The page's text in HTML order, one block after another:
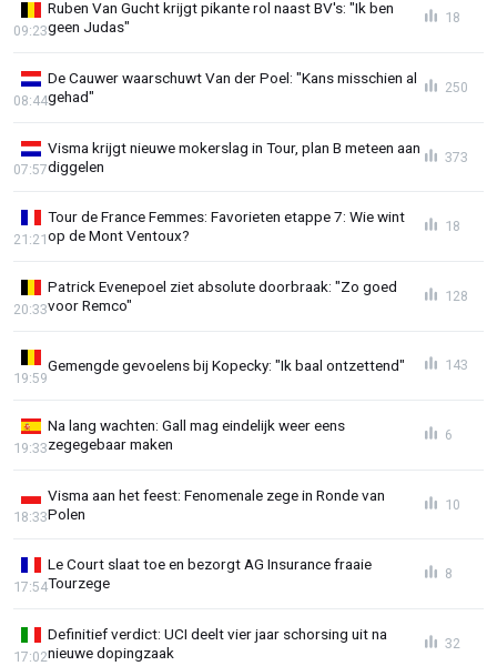
Ruben Van Gucht krijgt pikante rol naast BV's: "Ik ben
geen Judas"
09:23
18
De Cauwer waarschuwt Van der Poel: "Kans misschien al
gehad"
08:44
250
Visma krijgt nieuwe mokerslag in Tour, plan B meteen aan
diggelen
07:57
373
Tour de France Femmes: Favorieten etappe 7: Wie wint
op de Mont Ventoux?
21:21
18
Patrick Evenepoel ziet absolute doorbraak: "Zo goed
voor Remco"
20:33
128
Gemengde gevoelens bij Kopecky: "Ik baal ontzettend"
19:59
143
Na lang wachten: Gall mag eindelijk weer eens
zegegebaar maken
19:33
6
Visma aan het feest: Fenomenale zege in Ronde van
Polen
18:33
10
Le Court slaat toe en bezorgt AG Insurance fraaie
Tourzege
17:54
8
Definitief verdict: UCI deelt vier jaar schorsing uit na
nieuwe dopingzaak
17:02
32